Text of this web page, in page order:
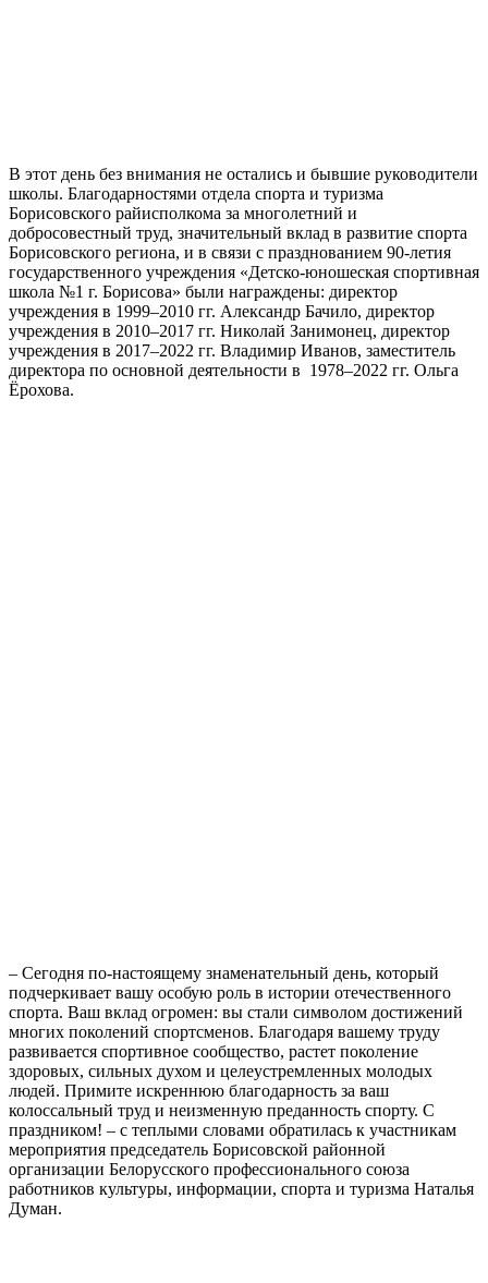
В этот день без внимания не остались и бывшие руководители
школы. Благодарностями отдела спорта и туризма
Борисовского райисполкома за многолетний и
добросовестный труд, значительный вклад в развитие спорта
Борисовского региона, и в связи с празднованием 90-летия
государственного учреждения «Детско-юношеская спортивная
школа №1 г. Борисова» были награждены: директор
учреждения в 1999–2010 гг. Александр Бачило, директор
учреждения в 2010–2017 гг. Николай Занимонец, директор
учреждения в 2017–2022 гг. Владимир Иванов, заместитель
директора по основной деятельности в 1978–2022 гг. Ольга
Ёрохова.
– Сегодня по-настоящему знаменательный день, который
подчеркивает вашу особую роль в истории отечественного
спорта. Ваш вклад огромен: вы стали символом достижений
многих поколений спортсменов. Благодаря вашему труду
развивается спортивное сообщество, растет поколение
здоровых, сильных духом и целеустремленных молодых
людей. Примите искреннюю благодарность за ваш
колоссальный труд и неизменную преданность спорту. С
праздником! – с теплыми словами обратилась к участникам
мероприятия председатель Борисовской районной
организации Белорусского профессионального союза
работников культуры, информации, спорта и туризма Наталья
Думан.